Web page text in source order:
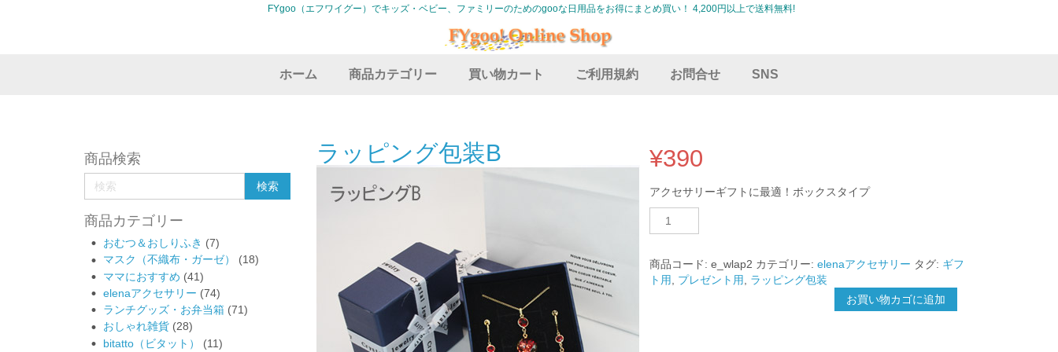
FYgoo（エフワイグー）でキッズ・ベビー、ファミリーのためのgooな日用品をお得にまとめ買い！ 4,200円以上で送料無料!
ホーム 商品カテゴリー 買い物カート ご利用規約 お問合せ SNS
商品検索
商品カテゴリー
おむつ＆おしりふき (7)
マスク（不織布・ガーゼ）
(18)
ママにおすすめ (41)
elenaアクセサリー (74)
ランチグッズ・お弁当箱 (71)
おしゃれ雑貨 (28)
bitatto（ビタット）
(11)
ラッピング包装B ¥390
アクセサリーギフトに最適！ボックスタイプ
ン
グ
商品コード: e_wlap2 カテゴリー: elenaアクセサリー タグ: ギフ
ト用
プレゼント用
ラッピング包装
お買い物カゴに追加